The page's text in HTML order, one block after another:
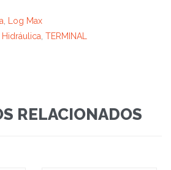
, Log Max
Hidráulica, TERMINAL
RELACIONADOS